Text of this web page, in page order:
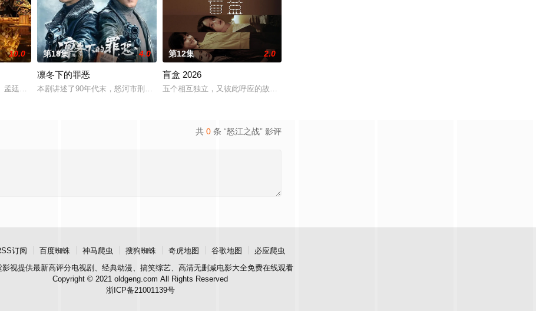
她从恨意中涅槃重生，借私生女桑落的身份入住程家。她步步为营，周旋在各怀心思的豪门众人间，引猎物
10.0
廷辉，大平王朝有史以来个以女子进士科三元及第入翰林院的奇女子。十年前的她被他从死人堆里救出来，蓬头垢面口齿不清。十年后的她才学
第18集 4.0
凛冬下的罪恶
本剧讲述了90年代末，怒河市刑侦支队在无普及监控、无DNA鉴定技术的支持下，通过摸排、勘查等传统刑侦手段，接连破获数起重案要案的艰难
第12集 2.0
盲盒 2026
五个相互独立，又彼此呼应的故事——用一场精心策划的“夏令营”完成复仇的受害者；临终前与遗憾和解的“无
共 0 条 “怒江之战” 影评
订阅 百度蜘蛛 神马爬虫 搜狗蜘蛛 奇虎地图 谷歌地图
必应爬虫
影视提供最新高评分电视剧、经典动漫、搞笑综艺、高清无删减电影大全免费在线观看
Copyright © 2021 oldgeng.com All Rights Reserved
浙ICP备21001139号